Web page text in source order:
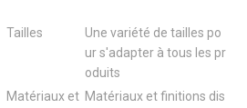
Tailles
Une variété de tailles po
ur s'adapter à tous les pr
oduits
Matériaux et Matériaux et finitions dis